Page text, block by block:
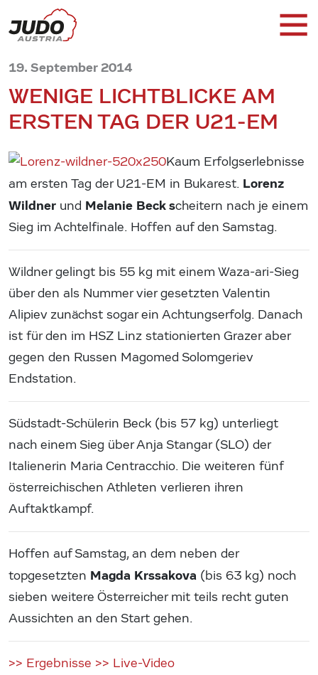
19. September 2014
WENIGE LICHTBLICKE AM
ERSTEN TAG DER U21-EM
Kaum Erfolgserlebnisse
am ersten Tag der U21-EM in Bukarest. Lorenz
Wildner und Melanie Beck scheitern nach je einem
Sieg im Achtelfinale. Hoffen auf den Samstag.
Wildner gelingt bis 55 kg mit einem Waza-ari-Sieg
über den als Nummer vier gesetzten Valentin
Alipiev zunächst sogar ein Achtungserfolg. Danach
ist für den im HSZ Linz stationierten Grazer aber
gegen den Russen Magomed Solomgeriev
Endstation.
Südstadt-Schülerin Beck (bis 57 kg) unterliegt
nach einem Sieg über Anja Stangar (SLO) der
Italienerin Maria Centracchio. Die weiteren fünf
österreichischen Athleten verlieren ihren
Auftaktkampf.
Hoffen auf Samstag, an dem neben der
topgesetzten Magda Krssakova (bis 63 kg) noch
sieben weitere Österreicher mit teils recht guten
Aussichten an den Start gehen.
>> Ergebnisse >> Live-Video